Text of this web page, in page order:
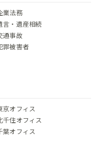
業法務
言・遺産相続
通事故
罪被害者
京オフィス
千住オフィス
葉オフィス